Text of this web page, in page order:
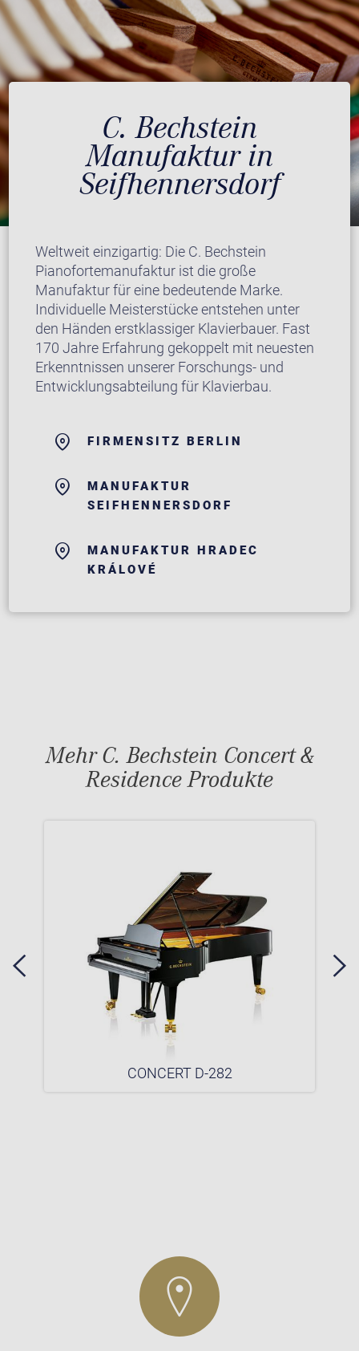
C. Bechstein
Manufaktur in
Seifhennersdorf
Weltweit einzigartig: Die C. Bechstein
Pianofortemanufaktur ist die große
Manufaktur für eine bedeutende Marke.
Individuelle Meisterstücke entstehen unter
den Händen erstklassiger Klavierbauer. Fast
170 Jahre Erfahrung gekoppelt mit neuesten
Erkenntnissen unserer Forschungs- und
Entwicklungsabteilung für Klavierbau.
FIRMENSITZ BERLIN
MANUFAKTUR
SEIFHENNERSDORF
MANUFAKTUR HRADEC
KRÁLOVÉ
Mehr C. Bechstein Concert &
Residence Produkte
CONCERT D-282